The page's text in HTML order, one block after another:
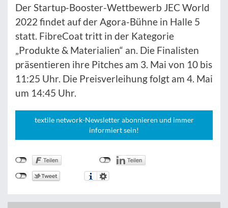
Der Startup-Booster-Wettbewerb JEC World
2022 findet auf der Agora-Bühne in Halle 5
statt. FibreCoat tritt in der Kategorie
„Produkte & Materialien“ an. Die Finalisten
präsentieren ihre Pitches am 3. Mai von 10 bis
11:25 Uhr. Die Preisverleihung folgt am 4. Mai
um 14:45 Uhr.
textile network-Newsletter abonnieren und immer
informiert sein!